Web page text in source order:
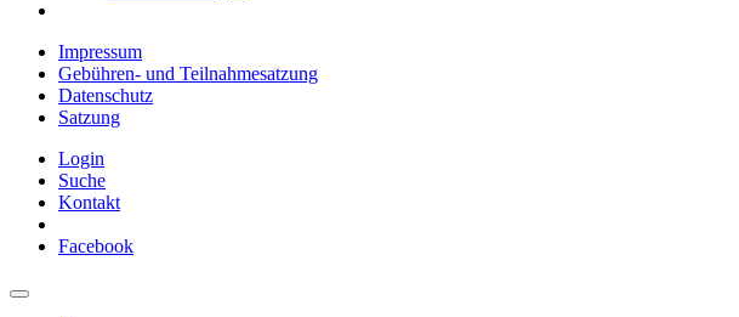
Impressum
Gebühren- und Teilnahmesatzung
Datenschutz
Satzung
Login
Suche
Kontakt
Facebook